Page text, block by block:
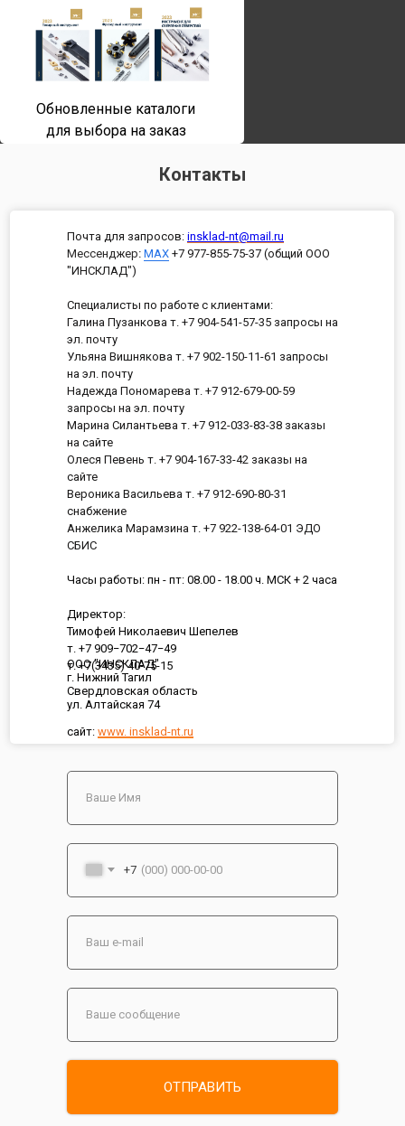
Обновленные каталоги
для выбора на заказ
Контакты
ООО "ИНСКЛАД"
г. Нижний Тагил
Свердловская область
ул. Алтайская 74
сайт: www. insklad-nt.ru
Почта для запросов: insklad-nt@mail.ru
Мессенджер: MAX +7 977-855-75-37 (общий ООО
"ИНСКЛАД")
Специалисты по работе с клиентами:
Галина Пузанкова т. +7 904-541-57-35 запросы на
эл. почту
Ульяна Вишнякова т. +7 902-150-11-61 запросы
на эл. почту
Надежда Пономарева т. +7 912-679-00-59
запросы на эл. почту
Марина Силантьева т. +7 912-033-83-38 заказы
на сайте
Олеся Певень т. +7 904-167-33-42 заказы на
сайте
Вероника Васильева т. +7 912-690-80-31
снабжение
Анжелика Марамзина т. +7 922-138-64-01 ЭДО
СБИС
Часы работы: пн - пт: 08.00 - 18.00 ч. МСК + 2 часа
Директор:
Тимофей Николаевич Шепелев
т. +7 909−702−47−49
т. +7(3435) 40-75-15
+7
ОТПРАВИТЬ